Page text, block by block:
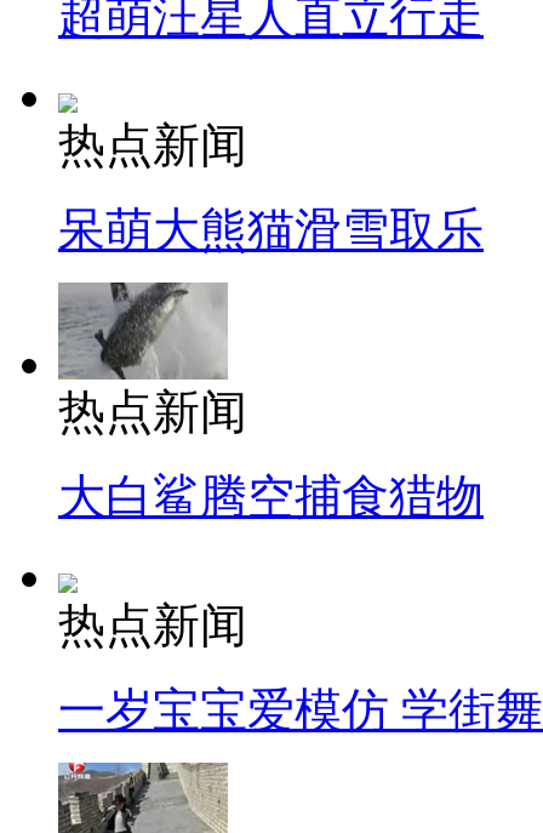
超萌汪星人直立行走
热点新闻
呆萌大熊猫滑雪取乐
热点新闻
大白鲨腾空捕食猎物
热点新闻
一岁宝宝爱模仿 学街